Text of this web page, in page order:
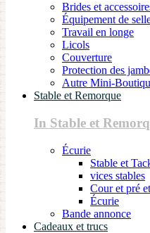
Brides et
Équipement de
Travail en longe
Licols
Couverture
Protection des
Autre Mini-
Stable et Remorque
In Stable et
Écurie
Stable et
vices stables
Cour et pré
Écurie
Bande annonce
Cadeaux et trucs